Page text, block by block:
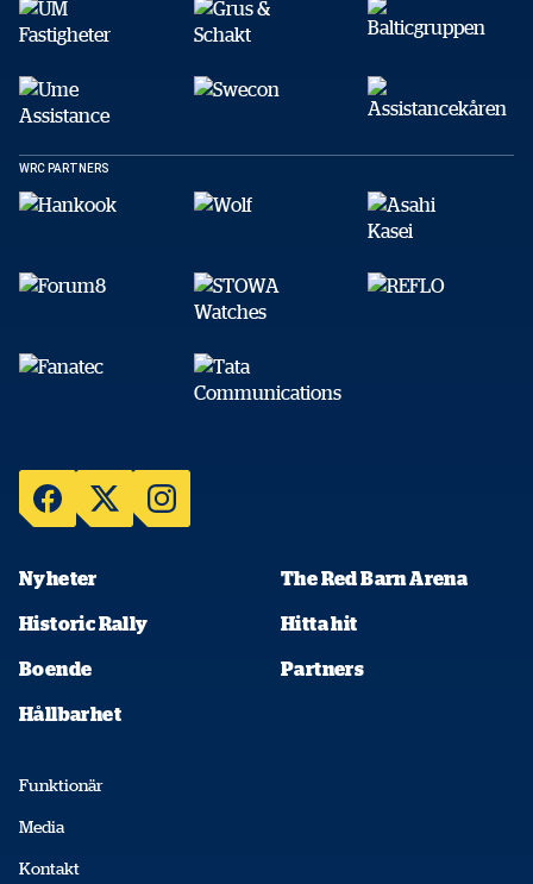
WRC PARTNERS
Nyheter The Red Barn Arena
Historic Rally Hitta hit
Boende Partners
Hållbarhet
Funktionär
Media
Kontakt